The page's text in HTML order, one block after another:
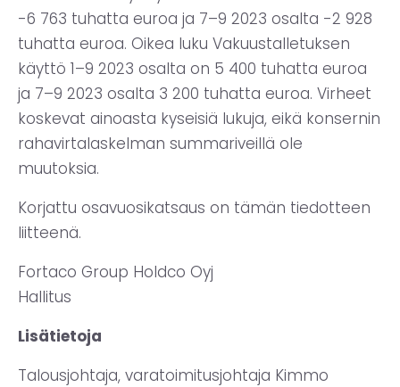
-6 763 tuhatta euroa ja 7–9 2023 osalta -2 928
tuhatta euroa. Oikea luku Vakuustalletuksen
käyttö 1–9 2023 osalta on 5 400 tuhatta euroa
ja 7–9 2023 osalta 3 200 tuhatta euroa. Virheet
koskevat ainoasta kyseisiä lukuja, eikä konsernin
rahavirtalaskelman summariveillä ole
muutoksia.
Korjattu osavuosikatsaus on tämän tiedotteen
liitteenä.
Fortaco Group Holdco Oyj
Hallitus
Lisätietoja
Talousjohtaja, varatoimitusjohtaja Kimmo